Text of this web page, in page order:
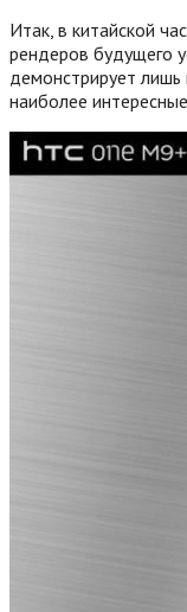
Итак, в китайской
рендеров будущего
демонстрирует
наиболее